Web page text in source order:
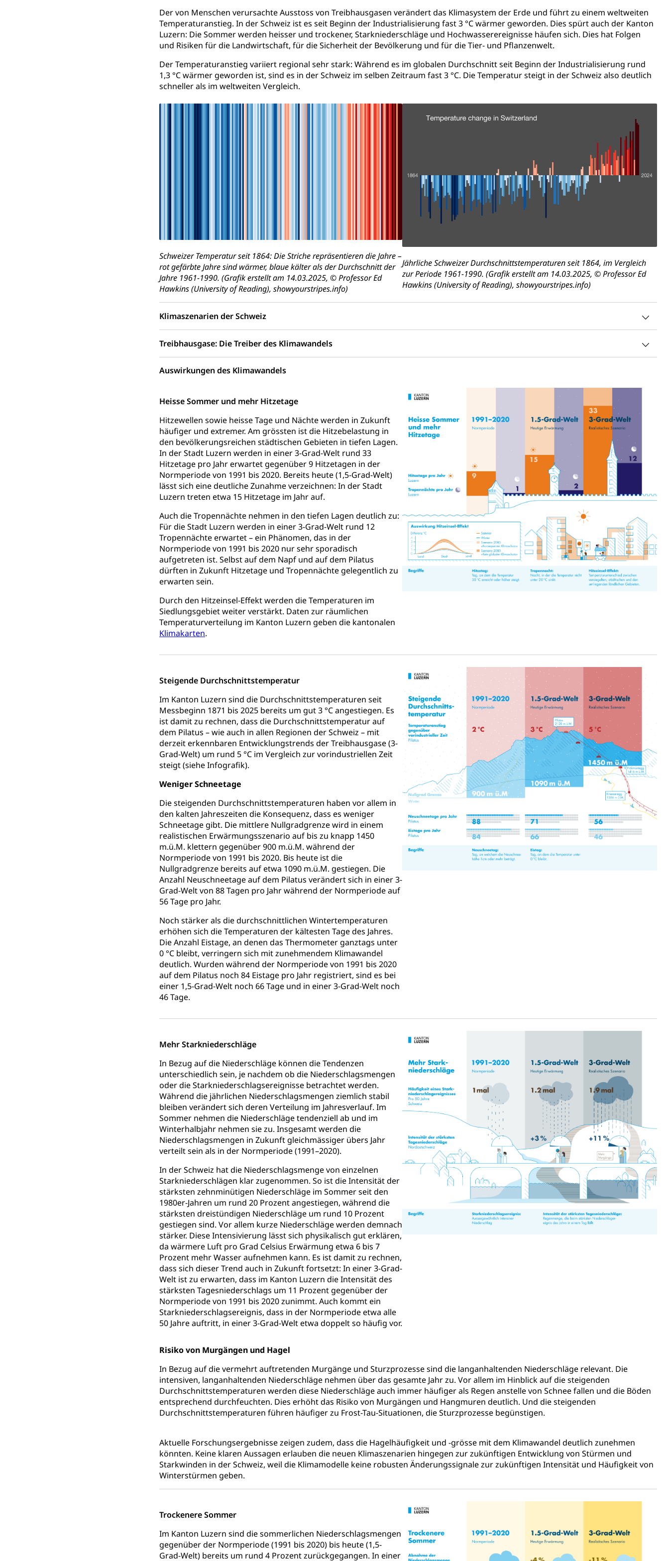
Der von Menschen verursachte Ausstoss von Treibhausgasen verändert das Klimasystem der Erde und führt zu einem weltweiten
Temperaturanstieg. In der Schweiz ist es seit Beginn der Industrialisierung fast 3 °C wärmer geworden. Dies spürt auch der Kanton
Luzern: Die Sommer werden heisser und trockener, Starkniederschläge und Hochwasserereignisse häufen sich. Dies hat Folgen
und Risiken für die Landwirtschaft, für die Sicherheit der Bevölkerung und für die Tier- und Pflanzenwelt.
Der Temperaturanstieg variiert regional sehr stark: Während es im globalen Durchschnitt seit Beginn der Industrialisierung rund
1,3 °C wärmer geworden ist, sind es in der Schweiz im selben Zeitraum fast 3 °C. Die Temperatur steigt in der Schweiz also deutlich
schneller als im weltweiten Vergleich.
Schweizer Temperatur seit 1864: Die Striche repräsentieren die Jahre –
rot gefärbte Jahre sind wärmer, blaue kälter als der Durchschnitt der
Jahre 1961-1990. (Grafik erstellt am 14.03.2025, © Professor Ed
Hawkins (University of Reading), showyourstripes.info)
Jährliche Schweizer Durchschnittstemperaturen seit 1864, im Vergleich
zur Periode 1961-1990. (Grafik erstellt am 14.03.2025, © Professor Ed
Hawkins (University of Reading), showyourstripes.info)
Klimaszenarien der Schweiz
Treibhausgase: Die Treiber des Klimawandels
Auswirkungen des Klimawandels
Heisse Sommer und mehr Hitzetage
Hitzewellen sowie heisse Tage und Nächte werden in Zukunft
häufiger und extremer. Am grössten ist die Hitzebelastung in
den bevölkerungsreichen städtischen Gebieten in tiefen Lagen.
In der Stadt Luzern werden in einer 3-Grad-Welt rund 33
Hitzetage pro Jahr erwartet gegenüber 9 Hitzetagen in der
Normperiode von 1991 bis 2020. Bereits heute (1,5-Grad-Welt)
lässt sich eine deutliche Zunahme verzeichnen: In der Stadt
Luzern treten etwa 15 Hitzetage im Jahr auf.
Auch die Tropennächte nehmen in den tiefen Lagen deutlich zu:
Für die Stadt Luzern werden in einer 3-Grad-Welt rund 12
Tropennächte erwartet – ein Phänomen, das in der
Normperiode von 1991 bis 2020 nur sehr sporadisch
aufgetreten ist. Selbst auf dem Napf und auf dem Pilatus
dürften in Zukunft Hitzetage und Tropennächte gelegentlich zu
erwarten sein.
Durch den Hitzeinsel-Effekt werden die Temperaturen im
Siedlungsgebiet weiter verstärkt. Daten zur räumlichen
Temperaturverteilung im Kanton Luzern geben die kantonalen
Klimakarten.
Steigende Durchschnittstemperatur
Im Kanton Luzern sind die Durchschnittstemperaturen seit
Messbeginn 1871 bis 2025 bereits um gut 3 °C angestiegen. Es
ist damit zu rechnen, dass die Durchschnittstemperatur auf
dem Pilatus – wie auch in allen Regionen der Schweiz – mit
derzeit erkennbaren Entwicklungstrends der Treibhausgase (3-
Grad-Welt) um rund 5 °C im Vergleich zur vorindustriellen Zeit
steigt (siehe Infografik).
Weniger Schneetage
Die steigenden Durchschnittstemperaturen haben vor allem in
den kalten Jahreszeiten die Konsequenz, dass es weniger
Schneetage gibt. Die mittlere Nullgradgrenze wird in einem
realistischen Erwärmungsszenario auf bis zu knapp 1450
m.ü.M. klettern gegenüber 900 m.ü.M. während der
Normperiode von 1991 bis 2020. Bis heute ist die
Nullgradgrenze bereits auf etwa 1090 m.ü.M. gestiegen. Die
Anzahl Neuschneetage auf dem Pilatus verändert sich in einer 3-
Grad-Welt von 88 Tagen pro Jahr während der Normperiode auf
56 Tage pro Jahr.
Noch stärker als die durchschnittlichen Wintertemperaturen
erhöhen sich die Temperaturen der kältesten Tage des Jahres.
Die Anzahl Eistage, an denen das Thermometer ganztags unter
0 °C bleibt, verringern sich mit zunehmendem Klimawandel
deutlich. Wurden während der Normperiode von 1991 bis 2020
auf dem Pilatus noch 84 Eistage pro Jahr registriert, sind es bei
einer 1,5-Grad-Welt noch 66 Tage und in einer 3-Grad-Welt noch
46 Tage.
Mehr Starkniederschläge
In Bezug auf die Niederschläge können die Tendenzen
unterschiedlich sein, je nachdem ob die Niederschlagsmengen
oder die Starkniederschlagsereignisse betrachtet werden.
Während die jährlichen Niederschlagsmengen ziemlich stabil
bleiben verändert sich deren Verteilung im Jahresverlauf. Im
Sommer nehmen die Niederschläge tendenziell ab und im
Winterhalbjahr nehmen sie zu. Insgesamt werden die
Niederschlagsmengen in Zukunft gleichmässiger übers Jahr
verteilt sein als in der Normperiode (1991–2020).
In der Schweiz hat die Niederschlagsmenge von einzelnen
Starkniederschlägen klar zugenommen. So ist die Intensität der
stärksten zehnminütigen Niederschläge im Sommer seit den
1980er-Jahren um rund 20 Prozent angestiegen, während die
stärksten dreistündigen Niederschläge um rund 10 Prozent
gestiegen sind. Vor allem kurze Niederschläge werden demnach
stärker. Diese Intensivierung lässt sich physikalisch gut erklären,
da wärmere Luft pro Grad Celsius Erwärmung etwa 6 bis 7
Prozent mehr Wasser aufnehmen kann. Es ist damit zu rechnen,
dass sich dieser Trend auch in Zukunft fortsetzt: In einer 3-Grad-
Welt ist zu erwarten, dass im Kanton Luzern die Intensität des
stärksten Tagesniederschlags um 11 Prozent gegenüber der
Normperiode von 1991 bis 2020 zunimmt. Auch kommt ein
Starkniederschlagsereignis, dass in der Normperiode etwa alle
50 Jahre auftritt, in einer 3-Grad-Welt etwa doppelt so häufig vor.
Risiko von Murgängen und Hagel
In Bezug auf die vermehrt auftretenden Murgänge und Sturzprozesse sind die langanhaltenden Niederschläge relevant. Die
intensiven, langanhaltenden Niederschläge nehmen über das gesamte Jahr zu. Vor allem im Hinblick auf die steigenden
Durchschnittstemperaturen werden diese Niederschläge auch immer häufiger als Regen anstelle von Schnee fallen und die Böden
entsprechend durchfeuchten. Dies erhöht das Risiko von Murgängen und Hangmuren deutlich. Und die steigenden
Durchschnittstemperaturen führen häufiger zu Frost-Tau-Situationen, die Sturzprozesse begünstigen.
Aktuelle Forschungsergebnisse zeigen zudem, dass die Hagelhäufigkeit und -grösse mit dem Klimawandel deutlich zunehmen
könnten. Keine klaren Aussagen erlauben die neuen Klimaszenarien hingegen zur zukünftigen Entwicklung von Stürmen und
Starkwinden in der Schweiz, weil die Klimamodelle keine robusten Änderungssignale zur zukünftigen Intensität und Häufigkeit von
Winterstürmen geben.
Trockenere Sommer
Im Kanton Luzern sind die sommerlichen Niederschlagsmengen
gegenüber der Normperiode (1991 bis 2020) bis heute (1,5-
Grad-Welt) bereits um rund 4 Prozent zurückgegangen. In einer
Kantonaler Führungsstab
Polizei
Ordnungskräfte, Sicherheit, öffentliche Ordnung
Vorratshaltung, Vorrat
Wasserversorgung
Gleichstellung von Frau und Mann
Diskriminierung, Gleichstellungsbüro, Mobbing
Gleichstellung aller Geschlechter und Lebensformen
Gleichstellung Menschen mit Behinderungen
Zivilverfahren
Bezirksgerichte: Aufgaben und Verfahren Kosten im Zivilprozess
Betreibung und Konkurs
Bankrott, Schulden, Zahlungsunfähigkeit, Pfändung
Schulden (gruezi.lu.ch) Betreibungsämter
Demokratie
Regierungsform, Stimm- und Wahlrecht, Stimmrecht, Abstimmungen, Wahlen, politische Parteien, Grundfreiheiten, Pluralismus
Volksrechte
Kantonale Steuern
Finanzausgleich, Einkommenssteuer, Kopfsteuer, Personalsteuer, Haushaltssteuer, Vermögenssteuer, Verrechnungssteuer, Quellensteuer,
Grundstückgewinnsteuer, Liegenschaftssteuer, Handänderungssteuer, Grundsteuer, Kirchensteuer, Gewerbesteuer, Vergnügungssteuer,
Reklameplakatsteuer, Verkehrssteuer, Erbschaftssteuer, Schenkungssteuer, Gewinn- und Kapitalsteuer
Steuern (Dienststelle)
Ombudsstellen
Vermittler, Vermittlungsstelle, Schlichtungsstelle, Vermittlung, Schlichtung, Mediation
Umgang mit Beschwerden (Volksschulen)
Beschwerdestelle Spitäler
Schlichtungsstelle SEG
Rassismus
Diskriminierung, Fremdenfeindlichkeit, Gleichberechtigung
Anlaufstelle Schutz vor Diskriminierung (fabia) Schutz vor Diskriminierung
Strafregister und Strafverfahren
Strafrecht, Strafrechtspflege, Gerichtsverfahren, Strafregistereintrag, Strafregisterauszug, Kriminalität
Strafverfahren Staatsanwaltschaft Strafregisterauszug bestellen (EJPD)
Vormundschaft
Vormund, Amtsvormund, Mündel, Vormundschaftsbehörde, Kindesschutz, Jugendschutz
Kindes- und Erwachsenenschutz KESB
Kindes- und Erwachsenenschutzbehörden im Kanton Luzern
Umwelt und Bauen
Abfallentsorgung, Kehrichtabfuhr, Müllabfuhr
Abfall und Entsorgung Gemeindeverbände für Abfallentsorgung
Boden, Natur und Landschaft
Bodenschutz, Landschaftsschutz, Gewässerschutz, Naturschutz, Umweltschutz
Natur (Dienststelle Landwirtschaft und Wald) Natur- und Lanschaftsschutz (GEO-Portal rawi) Boden
Chemie und Gifte
Giftabfälle, Giftmüll, Schadstoffe, Giftstoffe, Störfall
Eigentum
ÖREB-Kataster Grundeigentümerabfrage
Energie
Strom, Energieversorgung, Stromversorgung, Energieverbrauch, Stromverbrauch, Energiequelle, Windenergie, Wasserkraft, Sonnenenergie,
fossile Energie, erneuerbare Energie, Biomasse
Energiefachstellenkonferenz Zentralschweiz
Grundbuch
Grundbucheintrag, Grundbuchamt, Grundeigentum, Grundstück
Grundbuch
Luft und Klima
Luftreinhaltung, Luftverschmutzung, Klimaschutz, Klimaveränderung, Treibhauseffekt
Atmosphäre, Luft, Klima (Geoportal) Klima
Raumplanung
Raumplan, Nutzungsplan
Raumdatenpool Richtplanung Kanton Luzern (ARE) Raum und Wirtschaft rawi